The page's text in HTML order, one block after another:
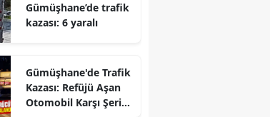
Gümüşhane’de trafik
kazası: 6 yaralı
Gümüşhane'de Trafik
Kazası: Refüjü Aşan
Otomobil Karşı Şeride